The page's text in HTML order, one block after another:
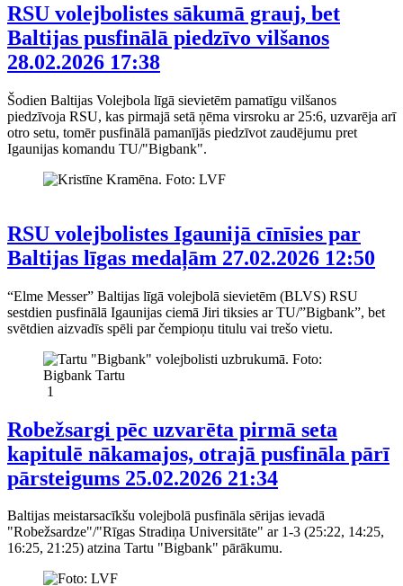
RSU volejbolistes sākumā grauj, bet
Baltijas pusfinālā piedzīvo vilšanos
28.02.2026 17:38
Šodien Baltijas Volejbola līgā sievietēm pamatīgu vilšanos
piedzīvoja RSU, kas pirmajā setā ņēma virsroku ar 25:6, uzvarēja arī
otro setu, tomēr pusfinālā pamanījās piedzīvot zaudējumu pret
Igaunijas komandu TU/"Bigbank".
RSU volejbolistes Igaunijā cīnīsies par
Baltijas līgas medaļām 27.02.2026 12:50
“Elme Messer” Baltijas līgā volejbolā sievietēm (BLVS) RSU
sestdien pusfinālā Igaunijas ciemā Jiri tiksies ar TU/”Bigbank”, bet
svētdien aizvadīs spēli par čempioņu titulu vai trešo vietu.
1
Robežsargi pēc uzvarēta pirmā seta
kapitulē nākamajos, otrajā pusfināla pārī
pārsteigums 25.02.2026 21:34
Baltijas meistarsacīkšu volejbolā pusfināla sērijas ievadā
"Robežsardze"/"Rīgas Stradiņa Universitāte" ar 1-3 (25:22, 14:25,
16:25, 21:25) atzina Tartu "Bigbank" pārākumu.